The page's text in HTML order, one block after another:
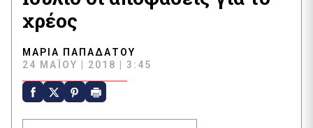
χρέος
ΜΑΡΊΑ ΠΑΠΑΔΆΤΟΥ
24 ΜΑΪ́ΟΥ | 2018 | 3:45